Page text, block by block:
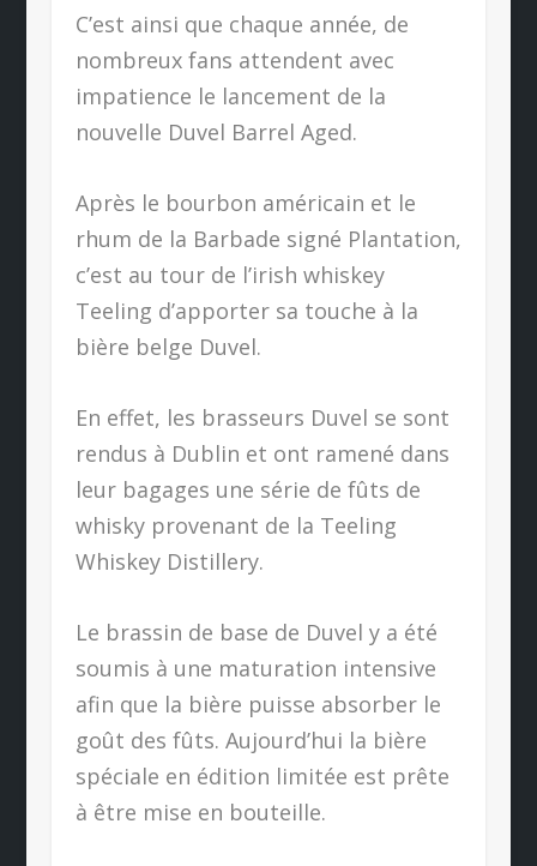
C’est ainsi que chaque année, de
nombreux fans attendent avec
impatience le lancement de la
nouvelle Duvel Barrel Aged.
Après le bourbon américain et le
rhum de la Barbade signé Plantation,
c’est au tour de l’irish whiskey
Teeling d’apporter sa touche à la
bière belge Duvel.
En effet, les brasseurs Duvel se sont
rendus à Dublin et ont ramené dans
leur bagages une série de fûts de
whisky provenant de la Teeling
Whiskey Distillery.
Le brassin de base de Duvel y a été
soumis à une maturation intensive
afin que la bière puisse absorber le
goût des fûts. Aujourd’hui la bière
spéciale en édition limitée est prête
à être mise en bouteille.